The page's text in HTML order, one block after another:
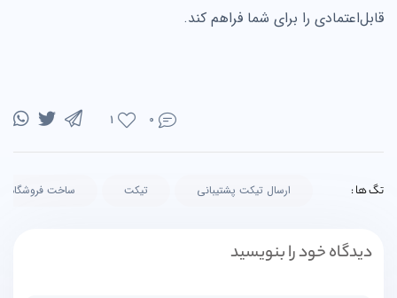
قابل‌اعتمادی را برای شما فراهم کند.
0
1
تگ ها : ارسال تیکت پشتیبانی تیکت ساخت فروشگاه
دیدگاه خود را بنویسید